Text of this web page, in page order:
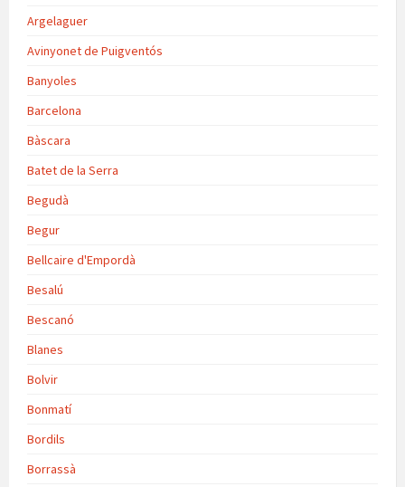
Argelaguer
Avinyonet de Puigventós
Banyoles
Barcelona
Bàscara
Batet de la Serra
Begudà
Begur
Bellcaire d'Empordà
Besalú
Bescanó
Blanes
Bolvir
Bonmatí
Bordils
Borrassà